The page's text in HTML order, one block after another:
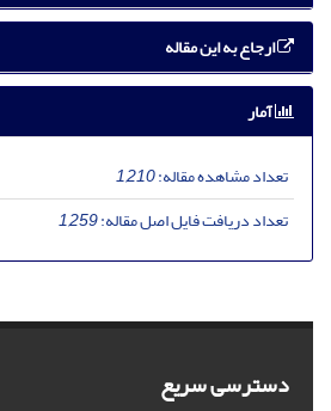
ارجاع به این مقاله
آمار
تعداد مشاهده مقاله:1,210
تعداد دریافت فایل اصل مقاله:1,259
دسترسی سریع